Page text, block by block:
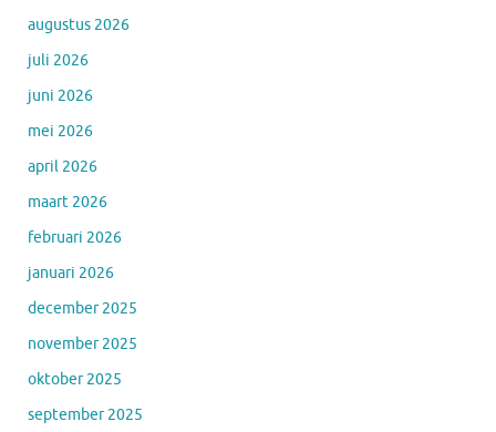
augustus 2026
juli 2026
juni 2026
mei 2026
april 2026
maart 2026
februari 2026
januari 2026
december 2025
november 2025
oktober 2025
september 2025